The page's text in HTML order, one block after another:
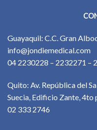
Guayaquil: C.C. Gran
info@jondiemedical.com
04 2230228 – 2232271 –
Quito: Av. República del
Suecia, Edificio Zante, 4to
02 333 2746